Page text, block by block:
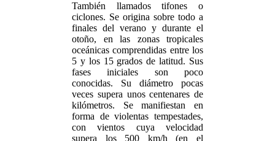
También llamados tifones o
ciclones. Se origina sobre todo a
finales del verano y durante el
otoño, en las zonas tropicales
oceánicas comprendidas entre los
5 y los 15 grados de latitud. Sus
fases iniciales son poco
conocidas. Su diámetro pocas
veces supera unos centenares de
kilómetros. Se manifiestan en
forma de violentas tempestades,
con vientos cuya velocidad
supera los 500 km/h (en el